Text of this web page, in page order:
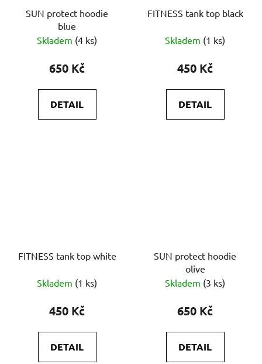
SUN protect hoodie
blue
Skladem (4 ks)
650 Kč
DETAIL
FITNESS tank top black
Skladem (1 ks)
450 Kč
DETAIL
FITNESS tank top white
Skladem (1 ks)
450 Kč
DETAIL
SUN protect hoodie
olive
Skladem (3 ks)
650 Kč
DETAIL